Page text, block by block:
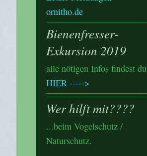
ornitho.de
Bienenfresser-
Exkursion 2019
alle nötigen Infos findest du
HIER ----->
Wer hilft mit????
...beim Vogelschutz /
Naturschutz.